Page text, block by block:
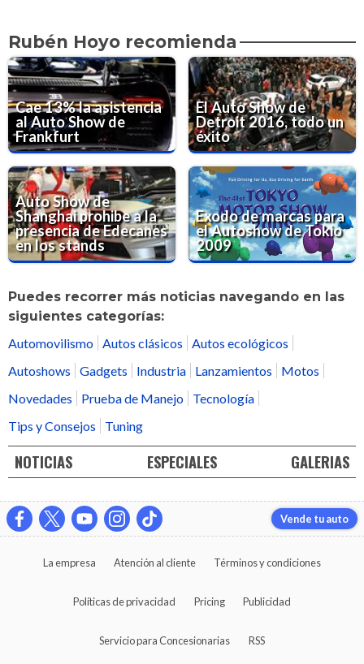
Rubén Hoyo recomienda
Cae 13% la asistencia
al Auto Show de
Frankfurt
El Auto Show de
Detroit 2016, todo un
éxito
Auto Show de
Shanghai prohibe a la
presencia de Edecanes
en los stands
Exodo de marcas para
el Autoshow de Tokio
2009
Puedes recorrer más noticias navegando en las
siguientes categorías:
Automovilismo
Autos clásicos
Autos ecológicos
Autoshows
Gadgets Industria Lanzamientos
Motos
Novedades
Prueba de Manejo
Tecnología
Tips y Consejos
Tuning
NOTICIAS ESPECIALES GALERIAS
Vende tu auto
La empresa Atención al cliente Términos y condiciones
Políticas de privacidad Pricing Publicidad
Servicio para Concesionarias RSS